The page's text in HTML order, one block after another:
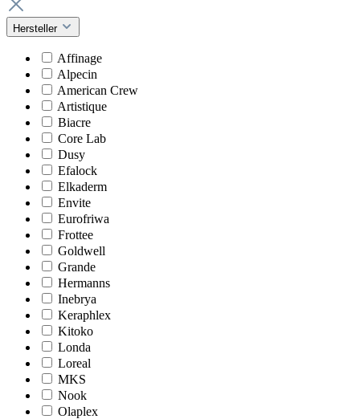
Hersteller
Affinage
Alpecin
American Crew
Artistique
Biacre
Core Lab
Dusy
Efalock
Elkaderm
Envite
Eurofriwa
Frottee
Goldwell
Grande
Hermanns
Inebrya
Keraphlex
Kitoko
Londa
Loreal
MKS
Nook
Olaplex